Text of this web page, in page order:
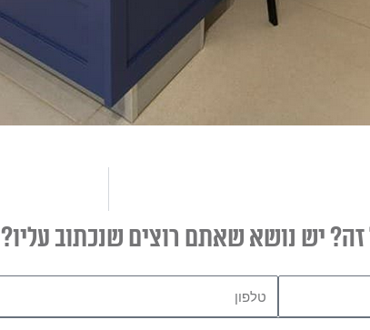
יש נושא שאתם רוצים שנכתוב עליו?